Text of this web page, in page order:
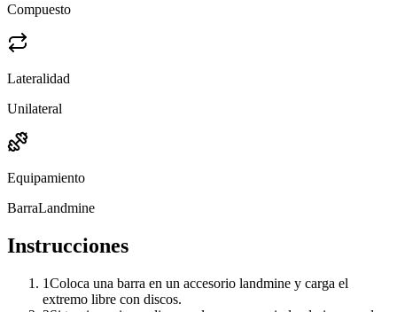
Compuesto
Lateralidad
Unilateral
Equipamiento
BarraLandmine
Instrucciones
1Coloca una barra en un accesorio landmine y carga el
extremo libre con discos.